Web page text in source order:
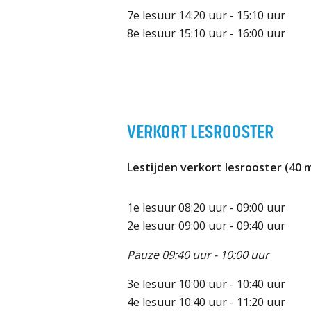
7e lesuur 14:20 uur - 15:10 uur
8e lesuur 15:10 uur - 16:00 uur
VERKORT LESROOSTER
Lestijden verkort lesrooster (40
1e lesuur 08:20 uur - 09:00 uur
2e lesuur 09:00 uur - 09:40 uur
Pauze 09:40 uur - 10:00 uur
3e lesuur 10:00 uur - 10:40 uur
4e lesuur 10:40 uur - 11:20 uur